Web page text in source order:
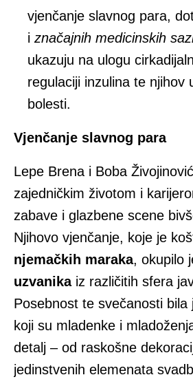
vjenčanje slavnog para,
i značajnih medicinskih
ukazuju na ulogu
regulaciji inzulina te njihov
bolesti.
Vjenčanje slavnog para
Lepe Brena i Boba
zajedničkim životom i
zabave i glazbene scene
Njihovo vjenčanje, koje je
njemačkih maraka, okupilo
uzvanikaiz različitih sfera
Posebnost te svečanosti bila
koji su mladenke i
detalj – od raskošne
jedinstvenih elemenata